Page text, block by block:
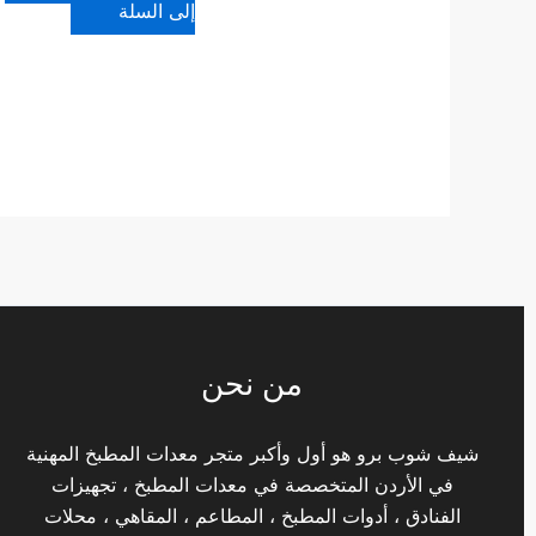
إلى السلة
من نحن
شيف شوب برو هو أول وأكبر متجر معدات المطبخ المهنية
في الأردن المتخصصة في معدات المطبخ ، تجهيزات
الفنادق ، أدوات المطبخ ، المطاعم ، المقاهي ، محلات